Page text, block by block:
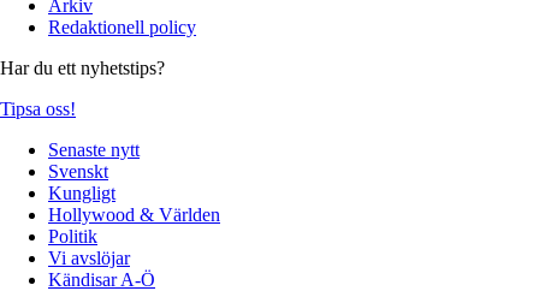
Arkiv
Redaktionell policy
Har du ett nyhetstips?
Tipsa oss!
Senaste nytt
Svenskt
Kungligt
Hollywood & Världen
Politik
Vi avslöjar
Kändisar A-Ö